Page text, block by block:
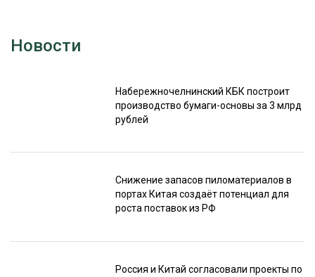
Новости
Набережночелнинский КБК построит
производство бумаги-основы за 3 млрд
рублей
Снижение запасов пиломатериалов в
портах Китая создаёт потенциал для
роста поставок из РФ
Россия и Китай согласовали проекты по